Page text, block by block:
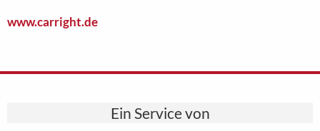
www.carright.de
Ein Service von